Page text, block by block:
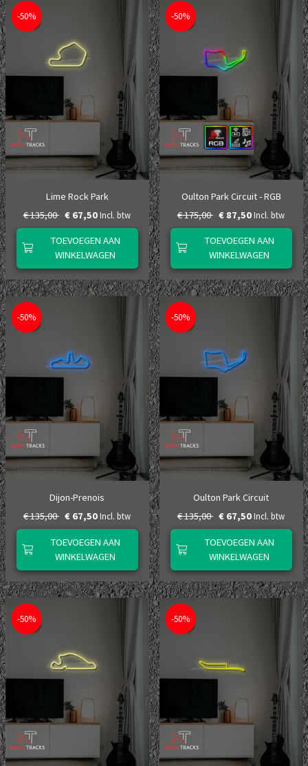
-50%
Lime Rock Park
€ 135,00 € 67,50 Incl. btw
TOEVOEGEN AAN
WINKELWAGEN
-50%
Oulton Park Circuit - RGB
€ 175,00 € 87,50 Incl. btw
TOEVOEGEN AAN
WINKELWAGEN
-50%
Dijon-Prenois
€ 135,00 € 67,50 Incl. btw
TOEVOEGEN AAN
WINKELWAGEN
-50%
Oulton Park Circuit
€ 135,00 € 67,50 Incl. btw
TOEVOEGEN AAN
WINKELWAGEN
-50% -50%